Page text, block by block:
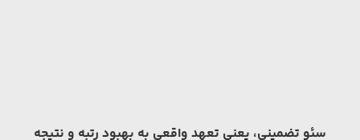
سئو تضمینی، یعنی تعهد واقعی به بهبود رتبه و نتیجه